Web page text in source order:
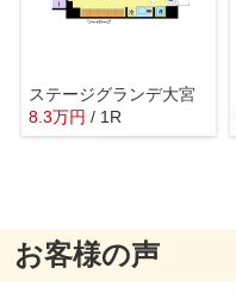
ステージグランデ大宮
8.3万円 / 1R
お客様の声